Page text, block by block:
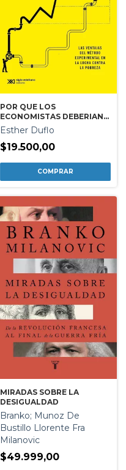
POR QUE LOS
ECONOMISTAS DEBERIAN
SER BUENOS PLOMEROS
Esther Duflo
$19.500,00
MIRADAS SOBRE LA
DESIGUALDAD
Branko; Munoz De
Bustillo Llorente Fra
Milanovic
$49.999,00